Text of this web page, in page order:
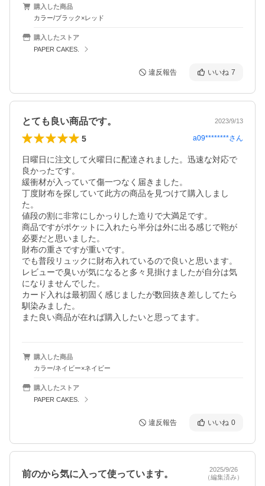
購入した商品
カラー/ブラック×レッド
購入したストア
PAPER CAKES.
違反報告 いいね 7
とても良い商品です。 2023/9/13
5 a09********さん
日曜日に注文して火曜日に配達されました。迅速な対応で
良かったです。
緩衝材が入っていて傷一つなく届きました。
丁度財布を探していて此方の商品を見つけて購入しまし
た。
値段の割に非常にしかっりした造りで大満足です。
商品ですがポケットに入れたら半分は外に出る感じで鞄が
必要だと思いました。
財布の重さですが重いです。
でも普段リュックに財布入れているので良いと思います。
レビューで臭いが気になると多々見掛けましたが自分は気
になりませんでした。
カード入れは最初固く感じましたが数回抜き差ししてたら
馴染みました。
購入した商品
カラー/ネイビー×ネイビー
購入したストア
PAPER CAKES.
違反報告 いいね 0
前のから気に入って使っています。
2025/9/26
（編集済み）